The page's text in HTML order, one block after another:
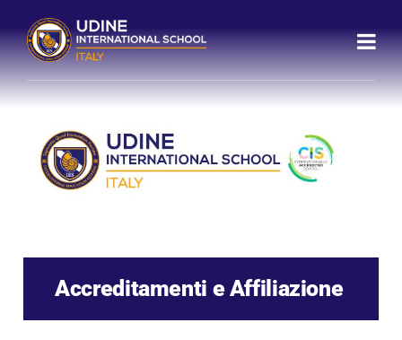
to
content
Accreditamenti e Affiliazione